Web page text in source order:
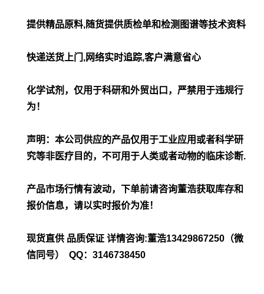
提供精品原料,随货提供质检单和检测图谱等技术资料
快递送货上门,网络实时追踪,客户满意省心
化学试剂，仅用于科研和外贸出口，严禁用于违规行
为！
声明：本公司供应的产品仅用于工业应用或者科学研
究等非医疗目的，不可用于人类或者动物的临床诊断.
产品市场行情有波动，下单前请咨询董浩获取库存和
报价信息，请以实时报价为准！
现货直供 品质保证 详情咨询:董浩13429867250（微
信同号） QQ：3146738450